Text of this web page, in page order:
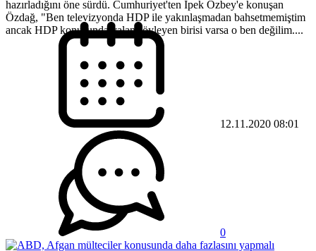
hazırladığını öne sürdü. Cumhuriyet'ten İpek Özbey'e konuşan
Özdağ, "Ben televizyonda HDP ile yakınlaşmadan bahsetmemiştim
ancak HDP konusunda yalan söyleyen birisi varsa o ben değilim....
12.11.2020 08:01
0